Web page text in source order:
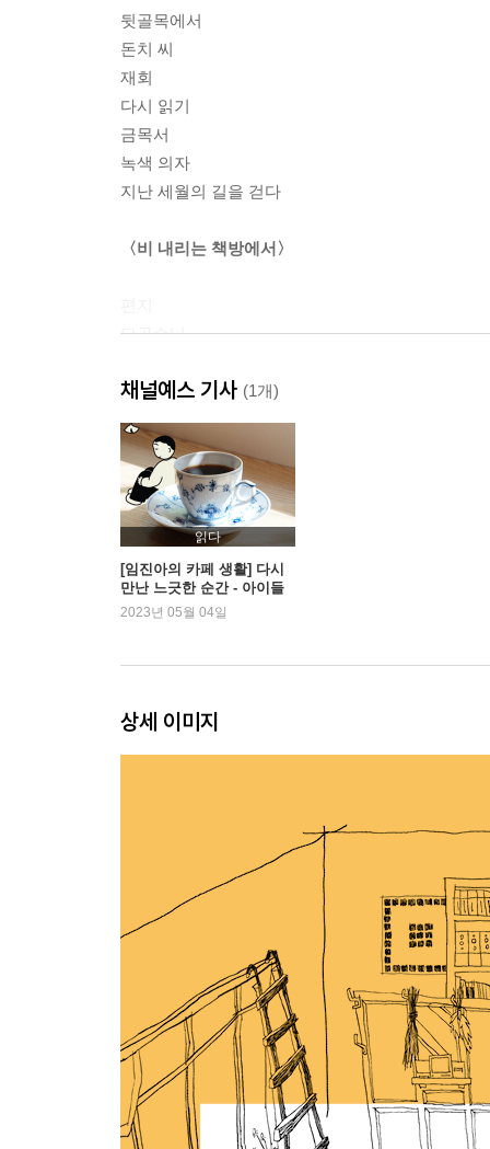
뒷골목에서
돈치 씨
재회
다시 읽기
금목서
녹색 의자
지난 세월의 길을 걷다
〈비 내리는 책방에서〉
단골손님
A씨 이야기
마마
덤
사레쿠
〈같은 달을 올려다보며〉
인연
버스 정류장
단골 여관
콩콩콩
〈우표 없는 편지〉
깜박이는
우에키 수박과 편지
스티커와 스틱 도넛
악수
야호
채널예스 기사 (1개)
읽다
[임진아의 카페 생활] 다시
만난 느긋한 순간 - 아이들
모먼츠
2023년 05월 04일
상세 이미지